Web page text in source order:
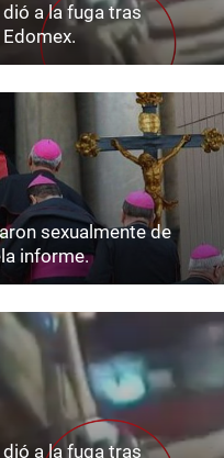
a la fuga tras
sexualmente de
informe.
a la fuga tras